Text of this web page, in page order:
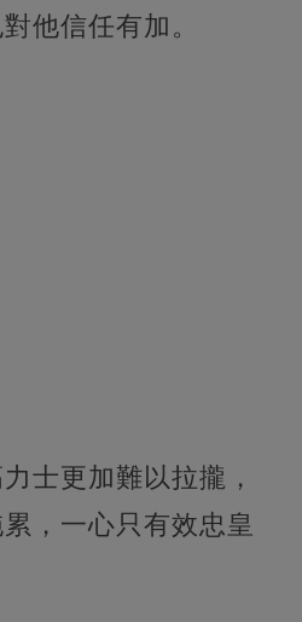
他信任有加。
士更加難以拉攏，
，一心只有效忠皇